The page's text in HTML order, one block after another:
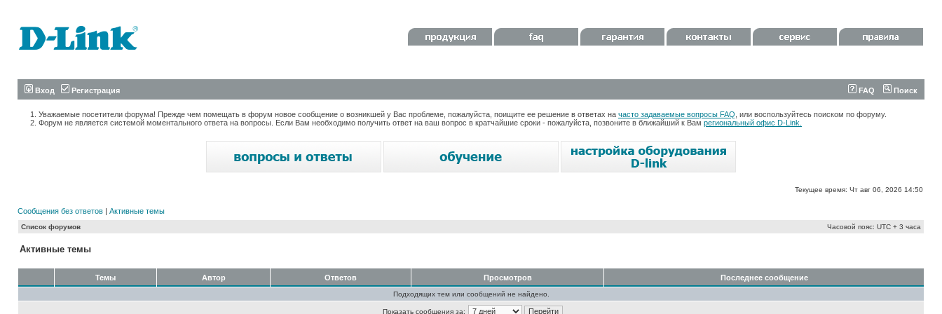
Вход Регистрация FAQ Поиск
Уважаемые посетители форума! Прежде чем помещать в форум новое сообщение о возникшей у Вас проблеме, пожалуйста, поищите ее решение в ответах на часто задаваемые вопросы FAQ , или воспользуйтесь поиском по форуму.
Форум не является системой моментального ответа на вопросы. Если Вам необходимо получить ответ на ваш вопрос в кратчайшие сроки - пожалуйста, позвоните в ближайший к Вам региональный офис D-Link.
Текущее время: Чт авг 06, 2026 14:50
Сообщения без ответов | Активные темы
Список форумов Часовой пояс: UTC + 3 часа
Активные темы
Темы Автор Ответов Просмотров Последнее сообщение
Подходящих тем или сообщений не найдено.
Показать сообщения за: